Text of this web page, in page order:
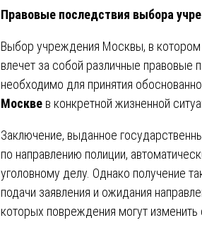
Правовые последствия выбора
Выбор учреждения Москвы, в котором
влечет за собой различные правовые
необходимо для принятия
Москве в конкретной жизненной
Заключение, выданное
по направлению полиции,
уголовному делу. Однако получение
подачи заявления и ожидания
которых повреждения могут изменить